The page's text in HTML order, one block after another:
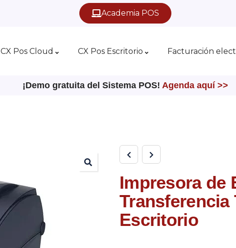
Academia POS
CX Pos Cloud CX Pos Escritorio Facturación
¡Demo gratuita del Sistema POS! Agenda aquí >>
Impresora de
Transferencia
Escritorio